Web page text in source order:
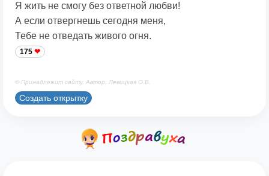
Я жить не смогу без ответной любви!
А если отвергнешь сегодня меня,
Тебе не отведать живого огня.
175
© Принадлежит сайту. Автор: Левицкая О.В.
Создать открытку